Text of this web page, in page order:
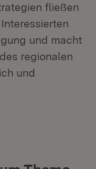
fließen
und macht
regionalen
und